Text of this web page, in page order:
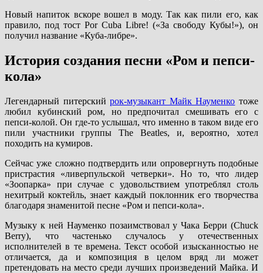
Новый напиток вскоре вошел в моду. Так как пили его, как
правило, под тост Por Cuba Libre! («За свободу Кубы!»), он
получил название «Куба-либре».
История создания песни «Ром и пепси-
кола»
Легендарный питерскийрок-музыкант Майк Науменко тоже
любил кубинский ром, но предпочитал смешивать его с
пепси-колой. Он где-то услышал, что именно в таком виде его
пили участники группы The Beatles, и, вероятно, хотел
походить на кумиров.
Сейчас уже сложно подтвердить или опровергнуть подобные
пристрастия «ливерпульской четверки». Но то, что лидер
«Зоопарка» при случае с удовольствием употреблял столь
нехитрый коктейль, знает каждый поклонник его творчества
благодаря знаменитой песне «Ром и пепси-кола».
Музыку к ней Науменко позаимствовал у Чака Берри (Chuck
Berry), что частенько случалось у отечественных
исполнителей в те времена. Текст особой изысканностью не
отличается, да и композиция в целом вряд ли может
претендовать на место среди лучших произведений Майка. И